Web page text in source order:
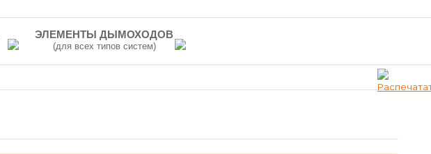
ЭЛЕМЕНТЫ ДЫМОХОДОВ
(для всех типов систем)